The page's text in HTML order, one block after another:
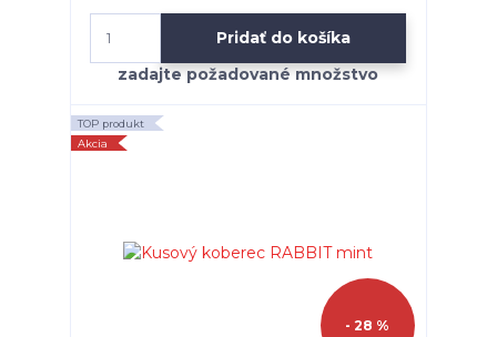
Pridať do košíka
TOP produkt
Akcia
- 28 %